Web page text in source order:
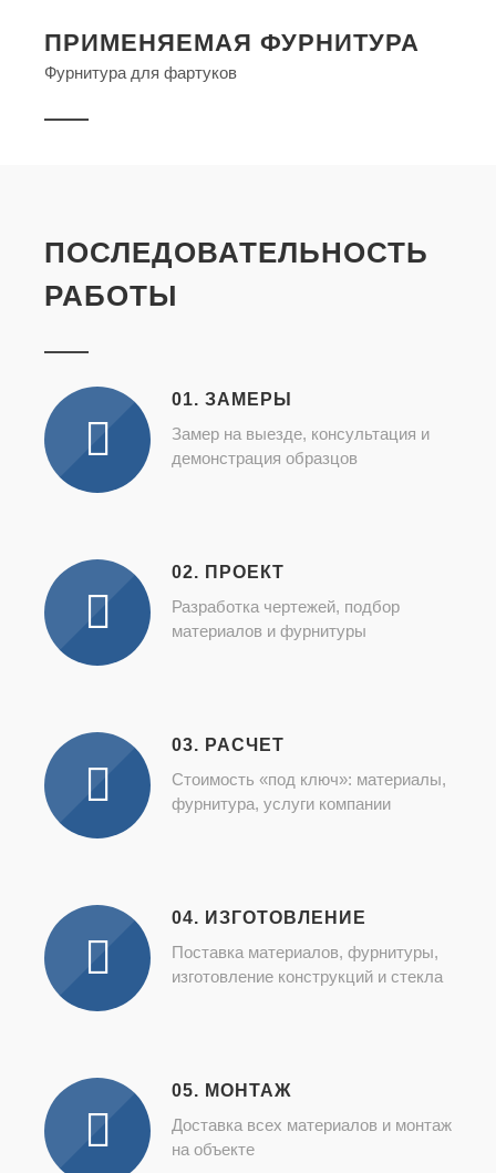
ПРИМЕНЯЕМАЯ ФУРНИТУРА
Фурнитура для фартуков
ПОСЛЕДОВАТЕЛЬНОСТЬ
РАБОТЫ
01. ЗАМЕРЫ
Замер на выезде, консультация и
демонстрация образцов
02. ПРОЕКТ
Разработка чертежей, подбор
материалов и фурнитуры
03. РАСЧЕТ
Стоимость «под ключ»: материалы,
фурнитура, услуги компании
04. ИЗГОТОВЛЕНИЕ
Поставка материалов, фурнитуры,
изготовление конструкций и стекла
05. МОНТАЖ
Доставка всех материалов и монтаж
на объекте